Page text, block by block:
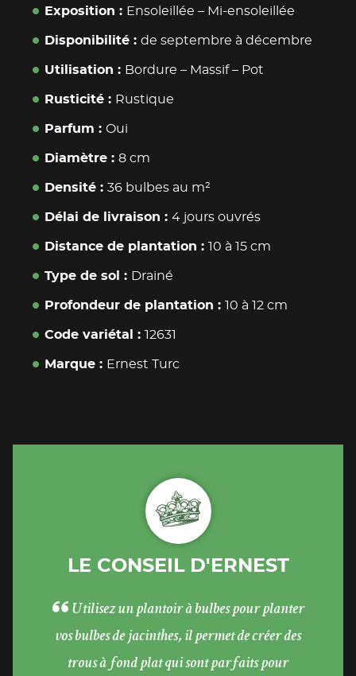
Exposition Ensoleillée – Mi-ensoleillée
Disponibilité de septembre à décembre
Utilisation Bordure – Massif– Pot
Rusticité Rustique
Parfum Oui
Diamètre 8 cm
Densité 36 bulbes au m²
Délai de livraison 4 jours ouvrés
Distance de plantation 10 à 15 cm
Type de sol Drainé
Profondeur de plantation 10 à 12 cm
Code variétal 12631
Marque Ernest Turc
LE CONSEIL D'ERNEST
Utilisez un plantoir à bulbes pour planter
vos bulbes de jacinthes, il permet de créer des
trous à fond plat qui sont parfaits pour